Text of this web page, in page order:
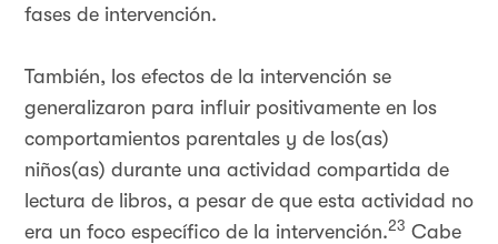
fases de intervención.
También, los efectos de la intervención se
generalizaron para influir positivamente en los
comportamientos parentales y de los(as)
niños(as) durante una actividad compartida de
lectura de libros, a pesar de que esta actividad no
era un foco específico de la intervención.23 Cabe